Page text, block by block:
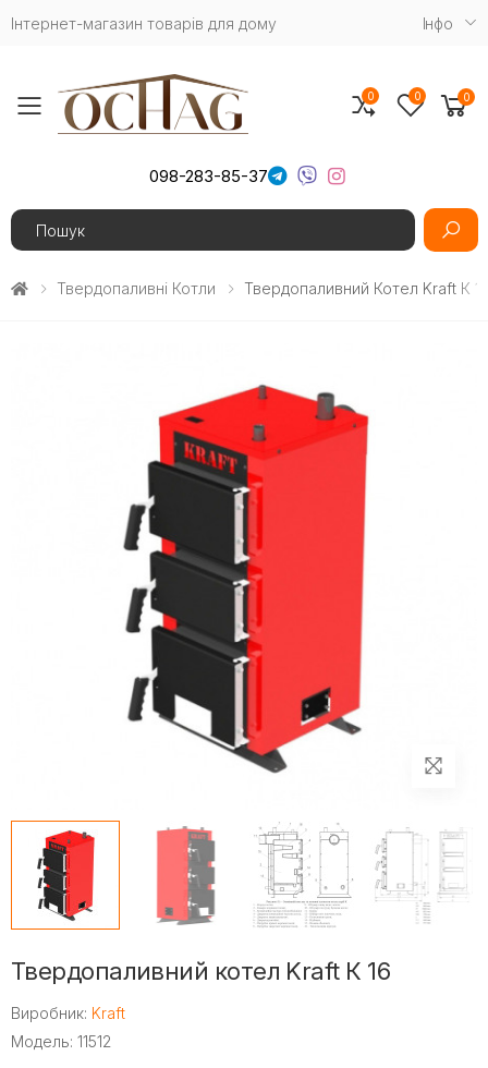
Інтернет-магазин товарів для дому Iнфо
Toggle mobile menu
098-283-85-37
Search
0 0 0
Твердопаливні Котли Твердопаливний Котел Kraft К
Твердопаливний котел Kraft К 16
Виробник: Kraft
Модель: 11512